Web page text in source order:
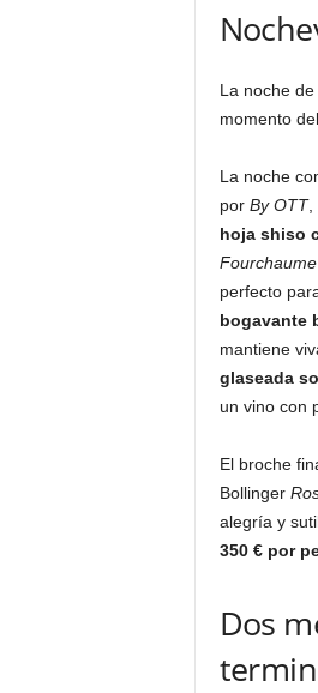
La noche
momento
La noche
por By OTT,
hoja shiso
perfecto
bogavante
mantiene
glaseada
un vino con
El broche
Bollinger
alegría y
350 € por
Dos